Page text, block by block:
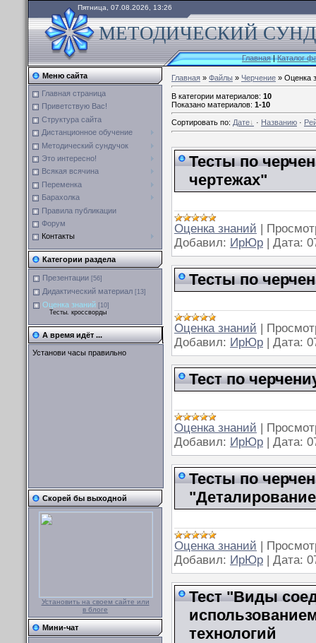
Пятница, 07.08.2026, 13:26
МЕТОДИЧЕСКИЙ
Главная|Каталог
Меню сайта
Главная страница
Приветствую Вас!
Структура сайта
Дистанционное обучение
Методический сундучок
Это интересно!
Всякая всячина
Переменка
Барахолка
Правила публикации
Форум
Контакты
Категории раздела
Презентации [56]
Дидактический материал [13]
Оценка знаний [10]
Тесты. кроссворды
А время идёт ...
Установи часы правильно
Скорей бы выходной
Установить на своем сайте или
в блоге
Мини-чат
Главная»Файлы»Черчение» Оценка
В категории материалов:10
Показано материалов:1-10
Сортировать по:Дате ·Названию·
Тесты по
чертежах"
Оценка знаний |
Добавил: ИрЮр | Дата:
Тесты по
Оценка знаний |
Добавил: ИрЮр | Дата:
Тест по
Оценка знаний |
Добавил: ИрЮр | Дата:
Тесты по
Оценка знаний |
Добавил: ИрЮр | Дата:
Тест "Виды
технологий